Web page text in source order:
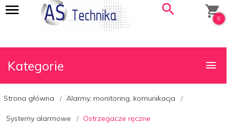
0
Kategorie
Strona główna Alarmy, monitoring, komunikacja
Systemy alarmowe Ostrzegacze ręczne